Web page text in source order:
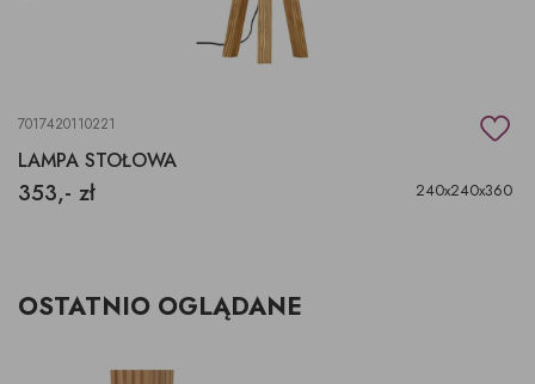
7017420110221
LAMPA STOŁOWA
353,- zł 240x240x360
OSTATNIO OGLĄDANE